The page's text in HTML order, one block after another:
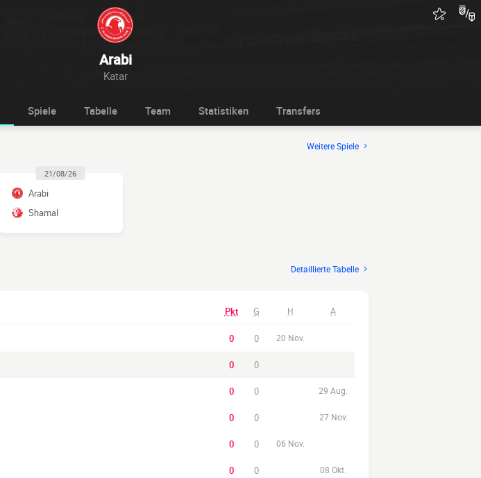
Arabi
Katar
Spiele Tabelle Team Statistiken Transfers
Weitere Spiele
21/08/26
Arabi
Shamal
Detaillierte Tabelle
Pkt G H A
0 0 20 Nov.
0 0
0 0 29 Aug.
0 0 27 Nov.
0 0 06 Nov.
0 0 08 Okt.